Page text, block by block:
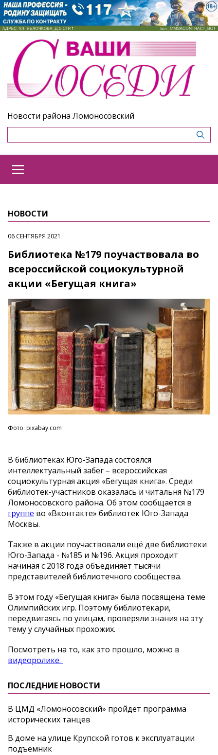
Новости района Ломоносовский
НОВОСТИ
06 СЕНТЯБРЯ 2021
Библиотека №179 поучаствовала во
всероссийской социокультурной
акции «Бегущая книга»
Фото: pixabay.com
В библиотеках Юго-Запада состоялся
интеллектуальный забег – всероссийская
социокультурная акция «Бегущая книга». Среди
библиотек-участников оказалась и читальня №179
Ломоносовского района. Об этом сообщается в
группе во «Вконтакте» библиотек Юго-Запада
Москвы.
Также в акции поучаствовали ещё две библиотеки
Юго-Запада - №185 и №196. Акция проходит
начиная с 2018 года объединяет тысячи
представителей библиотечного сообщества.
В этом году «Бегущая книга» была посвящена теме
Олимпийских игр. Поэтому библиотекари,
передвигаясь по улицам, проверяли знания на эту
тему у случайных прохожих.
Посмотреть на то, как это прошло, можно в
видеоролике.
ПОСЛЕДНИЕ НОВОСТИ
В ЦМД «Ломоносовский» пройдет программа
исторических танцев
В доме на улице Крупской готов к эксплуатации
подъемник